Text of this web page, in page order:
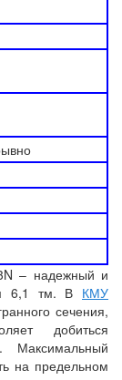
– надежный и
6,1 тм. В КМУ
сечения,
добиться
Максимальный
на предельном